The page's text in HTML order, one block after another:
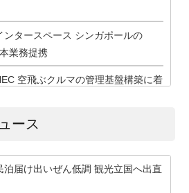
ンタースペース シンガポールの
業務提携
空飛ぶクルマの管理基盤構築に着
度保持のDENBA 中国CIMCグループ
本エスコン タイ・バンコク首都圏の
業に参画
ース
泊届け出いぜん低調 観光立国へ出直